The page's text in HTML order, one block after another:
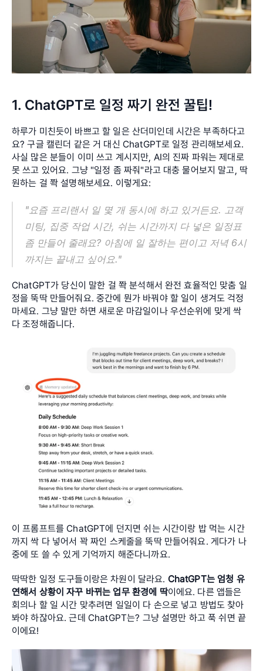
1. ChatGPT로 일정 짜기 완전 꿀팁!
하루가 미친듯이 바쁘고 할 일은 산더미인데 시간은 부족하다고
요? 구글 캘린더 같은 거 대신 ChatGPT로 일정 관리해보세요.
사실 많은 분들이 이미 쓰고 계시지만, AI의 진짜 파워는 제대로
못 쓰고 있어요. 그냥 "일정 좀 짜줘"라고 대충 물어보지 말고, 딱
원하는 걸 쫙 설명해보세요. 이렇게요:
"요즘 프리랜서 일 몇 개 동시에 하고 있거든요. 고객
미팅, 집중 작업 시간, 쉬는 시간까지 다 넣은 일정표
좀 만들어 줄래요? 아침에 일 잘하는 편이고 저녁 6시
까지는 끝내고 싶어요."
ChatGPT가 당신이 말한 걸 쫙 분석해서 완전 효율적인 맞춤 일
정을 뚝딱 만들어줘요. 중간에 뭔가 바꿔야 할 일이 생겨도 걱정
마세요. 그냥 말만 하면 새로운 마감일이나 우선순위에 맞게 싹
다 조정해줍니다.
이 프롬프트를 ChatGPT에 던지면 쉬는 시간이랑 밥 먹는 시간
까지 싹 다 넣어서 꽉 짜인 스케줄을 뚝딱 만들어줘요. 게다가 나
중에 또 쓸 수 있게 기억까지 해준다니까요.
딱딱한 일정 도구들이랑은 차원이 달라요. ChatGPT는 엄청 유
연해서 상황이 자꾸 바뀌는 업무 환경에 딱이에요. 다른 앱들은
회의나 할 일 시간 맞추려면 일일이 다 손으로 넣고 방법도 찾아
봐야 하잖아요. 근데 ChatGPT는? 그냥 설명만 하고 푹 쉬면 끝
이에요!